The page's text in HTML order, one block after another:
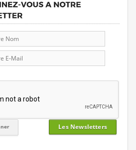
Les Newsletters